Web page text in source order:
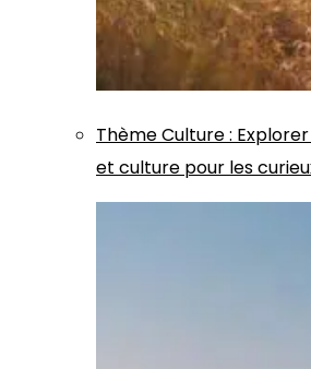
ThèmeCulture:
et culture pour les